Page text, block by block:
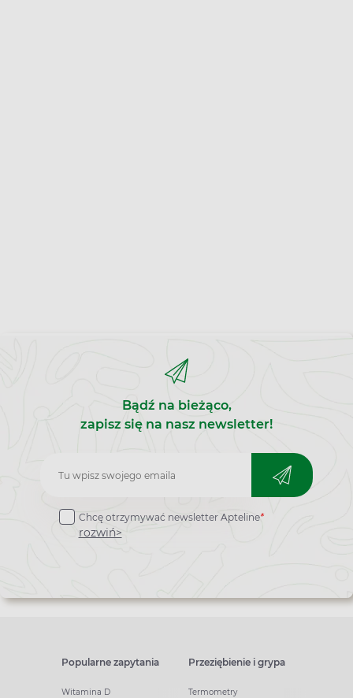
Bądź na bieżąco,
zapisz się na nasz newsletter!
Zapisz
do
newslettera
Chcę otrzymywać newsletter Apteline*
rozwiń>
Popularne zapytania
Witamina D
Przeziębienie i grypa
Termometry